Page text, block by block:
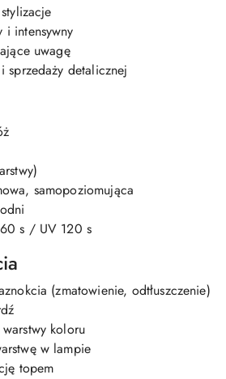
i intensywny
uwagę
sprzedaży detalicznej
samopoziomująca
s / UV 120 s
(zmatowienie, odtłuszczenie)
koloru
w lampie
topem